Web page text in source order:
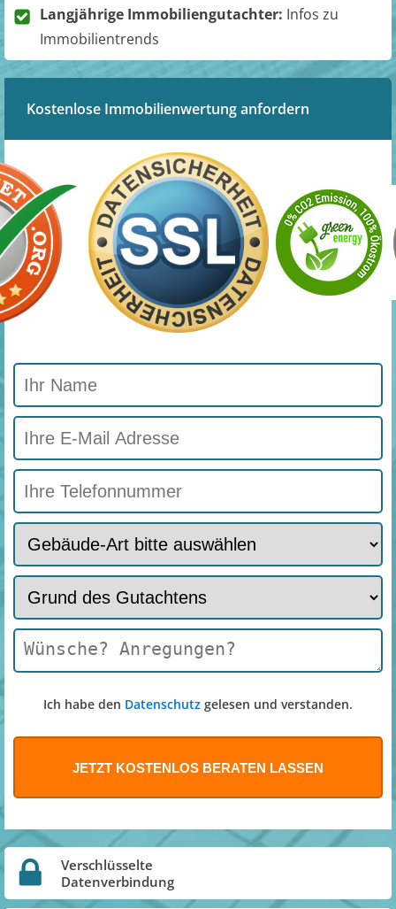
Langjährige Immobiliengutachter: Infos zu
Immobilientrends
Kostenlose Immobilienwertung anfordern
Ich habe den Datenschutz gelesen und verstanden.
Verschlüsselte
Datenverbindung